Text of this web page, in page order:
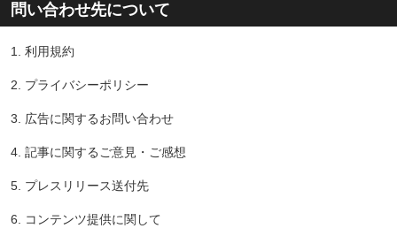
問い合わせ先について
1. 利用規約
2. プライバシーポリシー
3. 広告に関するお問い合わせ
4. 記事に関するご意見・ご感想
5. プレスリリース送付先
6. コンテンツ提供に関して